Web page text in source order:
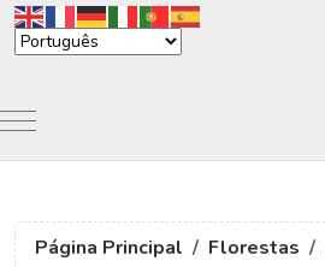
Mobile Menu Toggle
Página Principal Florestas